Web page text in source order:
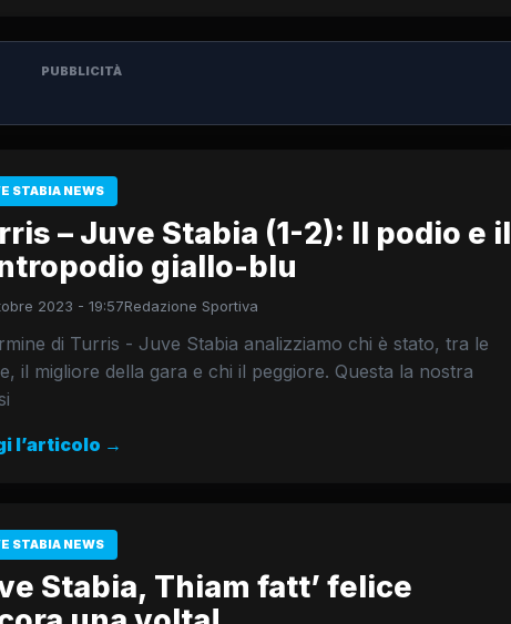
PUBBLICITÀ
STABIA NEWS
– Juve Stabia (1-2): Il podio e il
giallo-blu
2023 - 19:57Redazione Sportiva
di Turris - Juve Stabia analizziamo chi è stato, tra le
il migliore della gara e chi il peggiore. Questa la nostra
l’articolo →
STABIA NEWS
Stabia, Thiam fatt’ felice